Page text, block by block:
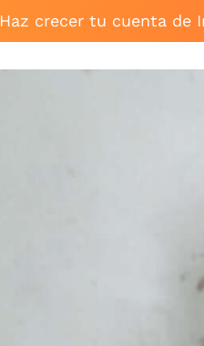
Haz crecer tu cuenta de